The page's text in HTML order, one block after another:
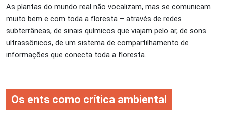
As plantas do mundo real não vocalizam, mas se comunicam
muito bem e com toda a floresta – através de redes
subterrâneas, de sinais químicos que viajam pelo ar, de sons
ultrassônicos, de um sistema de compartilhamento de
informações que conecta toda a floresta.
Os ents como crítica ambiental